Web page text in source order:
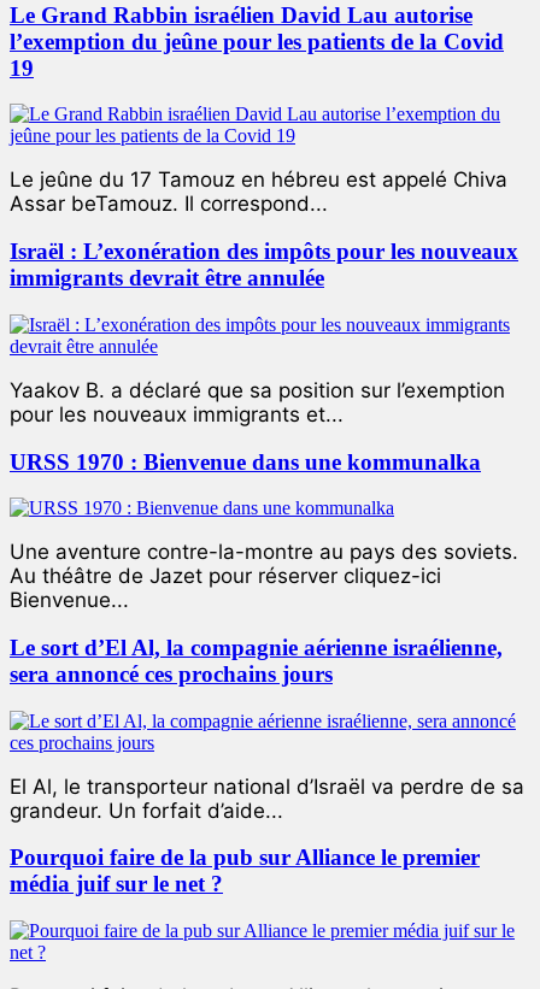
Le Grand Rabbin israélien David Lau autorise
l’exemption du jeûne pour les patients de la Covid
19
Le jeûne du 17 Tamouz en hébreu est appelé Chiva
Assar beTamouz. Il correspond...
Israël : L’exonération des impôts pour les nouveaux
immigrants devrait être annulée
Yaakov B. a déclaré que sa position sur l’exemption
pour les nouveaux immigrants et...
URSS 1970 : Bienvenue dans une kommunalka
Une aventure contre-la-montre au pays des soviets.
Au théâtre de Jazet pour réserver cliquez-ici
Bienvenue...
Le sort d’El Al, la compagnie aérienne israélienne,
sera annoncé ces prochains jours
El Al, le transporteur national d’Israël va perdre de sa
grandeur. Un forfait d’aide...
Pourquoi faire de la pub sur Alliance le premier
média juif sur le net ?